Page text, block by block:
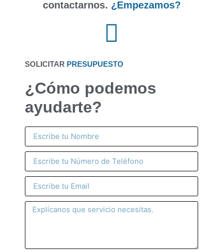
SOLICITAR PRESUPUESTO
¿Cómo podemos
ayudarte?
contactarnos. ¿Empezamos?